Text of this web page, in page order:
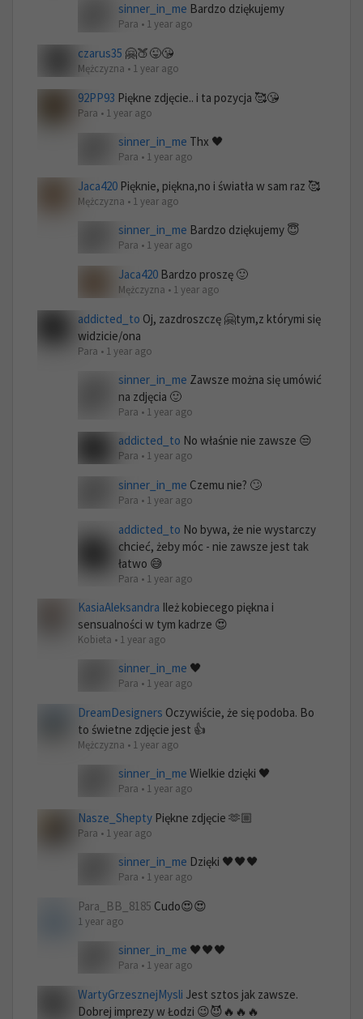
sinner_in_me Bardzo dziękujemy
Para • 1 year ago
czarus35 🤗🍑😜😘
Mężczyzna • 1 year ago
92PP93 Piękne zdjęcie.. i ta pozycja 🥰😘
Para • 1 year ago
sinner_in_me Thx 🖤
Para • 1 year ago
Jaca420 Pięknie, piękna,no i światła w sam raz 🥰
Mężczyzna • 1 year ago
sinner_in_me Bardzo dziękujemy 😇
Para • 1 year ago
Jaca420 Bardzo proszę 🙂
Mężczyzna • 1 year ago
addicted_to Oj, zazdroszczę 🤗tym,z którymi się
widzicie/ona
Para • 1 year ago
sinner_in_me Zawsze można się umówić
na zdjęcia 🙂
Para • 1 year ago
addicted_to No właśnie nie zawsze 😒
Para • 1 year ago
sinner_in_me Czemu nie? 🙄
Para • 1 year ago
addicted_to No bywa, że nie wystarczy
chcieć, żeby móc - nie zawsze jest tak
łatwo 😅
Para • 1 year ago
KasiaAleksandra Ileż kobiecego piękna i
sensualności w tym kadrze 😍
Kobieta • 1 year ago
sinner_in_me 🖤
Para • 1 year ago
DreamDesigners Oczywiście, że się podoba. Bo
to świetne zdjęcie jest 👍
Mężczyzna • 1 year ago
sinner_in_me Wielkie dzięki 🖤
Para • 1 year ago
Nasze_Shepty Piękne zdjęcie 🫶🏼
Para • 1 year ago
sinner_in_me Dzięki 🖤🖤🖤
Para • 1 year ago
Para_BB_8185 Cudo😍😍
1 year ago
sinner_in_me 🖤🖤🖤
Para • 1 year ago
WartyGrzesznejMysli Jest sztos jak zawsze.
Dobrej imprezy w Łodzi 😉😈🔥🔥🔥